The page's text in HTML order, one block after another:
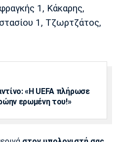
1, Κάκαρης,
1, Τζωρτζάτος,
«Η UEFA πλήρωσε
ερωμένη του!»